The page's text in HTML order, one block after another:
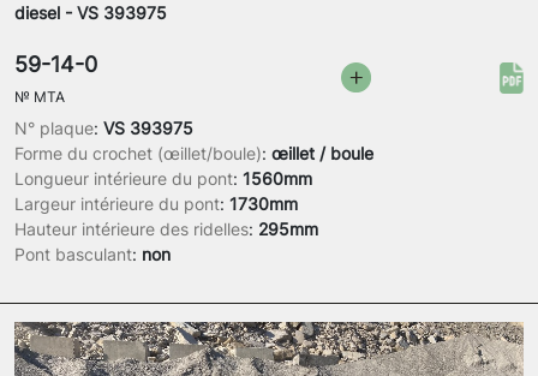
diesel - VS 393975
N° plaque: VS 393975
Forme du crochet (œillet/boule): œillet / boule
Longueur intérieure du pont: 1560mm
Largeur intérieure du pont: 1730mm
Hauteur intérieure des ridelles: 295mm
Pont basculant: non
59-14-0
№ MTA